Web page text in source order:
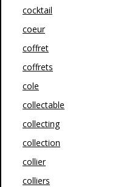
cocktail
coeur
coffret
coffrets
cole
collectable
collecting
collection
collier
colliers